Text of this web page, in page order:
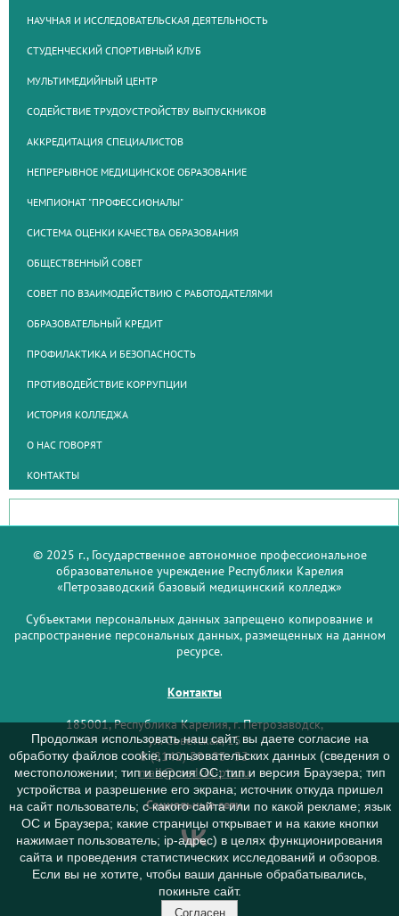
НАУЧНАЯ И ИССЛЕДОВАТЕЛЬСКАЯ ДЕЯТЕЛЬНОСТЬ
СТУДЕНЧЕСКИЙ СПОРТИВНЫЙ КЛУБ
МУЛЬТИМЕДИЙНЫЙ ЦЕНТР
СОДЕЙСТВИЕ ТРУДОУСТРОЙСТВУ ВЫПУСКНИКОВ
АККРЕДИТАЦИЯ СПЕЦИАЛИСТОВ
НЕПРЕРЫВНОЕ МЕДИЦИНСКОЕ ОБРАЗОВАНИЕ
ЧЕМПИОНАТ "ПРОФЕССИОНАЛЫ"
СИСТЕМА ОЦЕНКИ КАЧЕСТВА ОБРАЗОВАНИЯ
ОБЩЕСТВЕННЫЙ СОВЕТ
СОВЕТ ПО ВЗАИМОДЕЙСТВИЮ С РАБОТОДАТЕЛЯМИ
ОБРАЗОВАТЕЛЬНЫЙ КРЕДИТ
ПРОФИЛАКТИКА И БЕЗОПАСНОСТЬ
ПРОТИВОДЕЙСТВИЕ КОРРУПЦИИ
ИСТОРИЯ КОЛЛЕДЖА
О НАС ГОВОРЯТ
КОНТАКТЫ
© 2025 г., Государственное автономное профессиональное
образовательное учреждение Республики Карелия
«Петрозаводский базовый медицинский колледж»
Субъектами персональных данных запрещено копирование и
распространение персональных данных, размещенных на данном
ресурсе.
Контакты
185001, Республика Карелия, г. Петрозаводск,
ул. Советская, 15
8 (8142) 59–93–33
mail@medcol-ptz.ru
Социальные сети
Продолжая использовать наш сайт, вы даете согласие на
обработку файлов cookie, пользовательских данных (сведения о
местоположении; тип и версия ОС; тип и версия Браузера; тип
устройства и разрешение его экрана; источник откуда пришел
на сайт пользователь; с какого сайта или по какой рекламе; язык
ОС и Браузера; какие страницы открывает и на какие кнопки
нажимает пользователь; ip-адрес) в целях функционирования
сайта и проведения статистических исследований и обзоров.
Если вы не хотите, чтобы ваши данные обрабатывались,
покиньте сайт.
Согласен